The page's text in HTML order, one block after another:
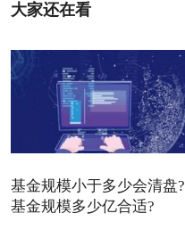
大家还在看
基金规模小于多少会清盘?
基金规模多少亿合适?